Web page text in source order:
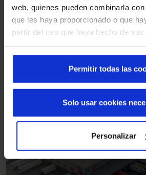
web, quienes pueden combinarla
que les haya proporcionado o que
partir del uso que haya hecho de sus
Permitir todas las
Personalizar
Solo usar cookies
Zona de salida
Otros